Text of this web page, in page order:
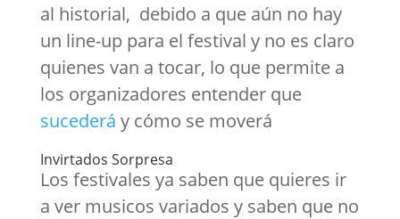
al historial, debido a que aún no hay
un line-up para el festival y no es claro
quienes van a tocar, lo que permite a
los organizadores entender que
sucederá y cómo se moverá
Invirtados Sorpresa
Los festivales ya saben que quieres ir
a ver musicos variados y saben que no